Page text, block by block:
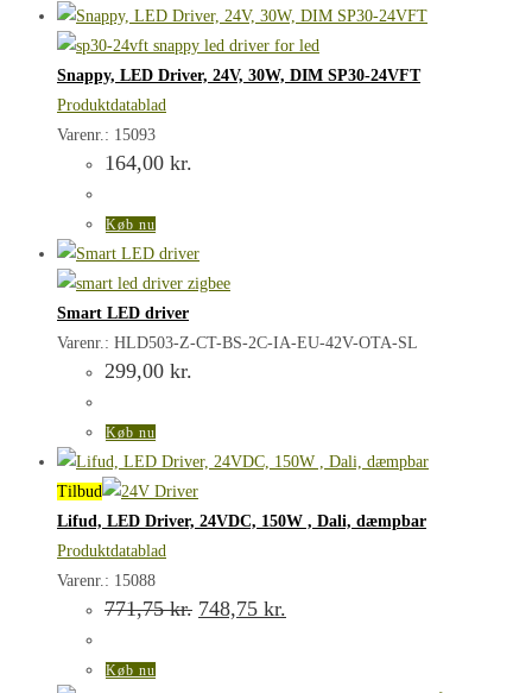
Snappy, LED Driver, 24V, 30W, DIM SP30-24VFT
Produktdatablad
Varenr.: 15093
164,00 kr.
Køb nu
Smart LED driver
Varenr.: HLD503-Z-CT-BS-2C-IA-EU-42V-OTA-SL
299,00 kr.
Køb nu
Tilbud
Lifud, LED Driver, 24VDC, 150W , Dali, dæmpbar
Produktdatablad
Varenr.: 15088
771,75kr. Den
oprindelige
748,75 kr.
aktuelle
Køb nu